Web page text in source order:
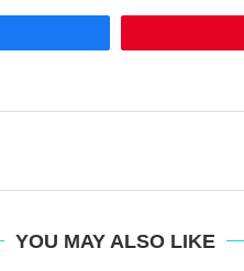
YOU MAY ALSO LIKE